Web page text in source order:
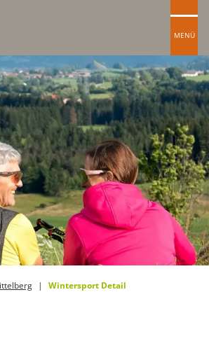
MENÜ
Wintersport Detail